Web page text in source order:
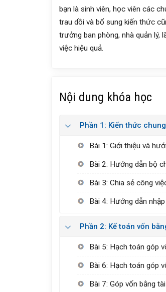
bạn là sinh viên, học viên các
trau dồi và bổ sung kiến thức
trưởng ban phòng, nhà quản lý,
việc hiệu quả.
Nội dung khóa học
Phần 1: Kiến thức chung
Bài 1: Giới thiệu và
Bài 2: Hướng dẫn bộ
Bài 3: Chia sẻ công
Bài 4: Hướng dẫn
Phần 2: Kế toán vốn
Bài 5: Hạch toán góp
Bài 6: Hạch toán góp
Bài 7: Góp vốn bằng